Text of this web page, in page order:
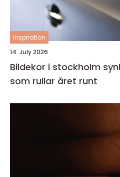
inspiration
14. July 2026
Bildekor i stockholm synlig marknadsföring
som rullar året runt